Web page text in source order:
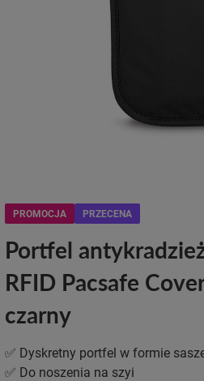
PROMOCJA PRZECENA
Portfel
RFID Pacsafe
czarny
✅ Dyskretny portfel w formie
✅ Do noszenia na szyi